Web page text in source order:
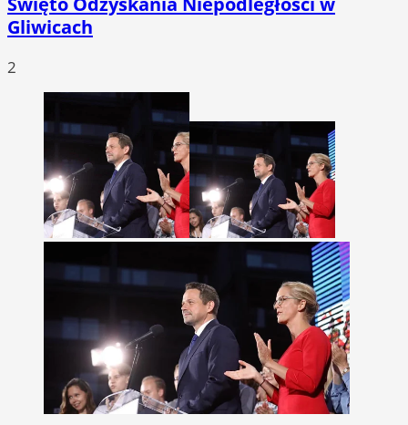
Gliwicach
2